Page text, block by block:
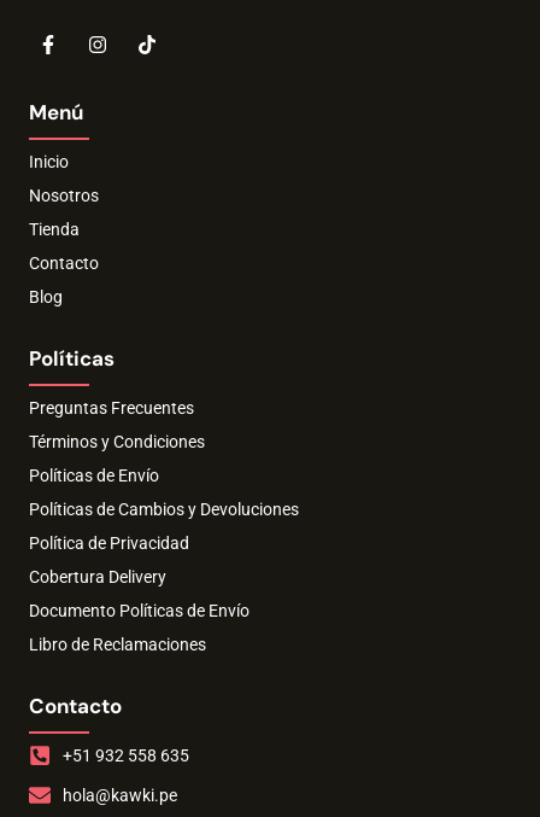
Menú
Inicio
Nosotros
Tienda
Contacto
Blog
Políticas
Preguntas Frecuentes
Términos y Condiciones
Políticas de Envío
Políticas de Cambios y Devoluciones
Política de Privacidad
Cobertura Delivery
Documento Políticas de Envío
Libro de Reclamaciones
Contacto
+51 932 558 635
hola@kawki.pe